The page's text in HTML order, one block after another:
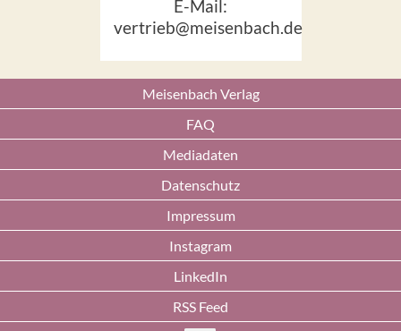
E-Mail:
vertrieb@meisenbach.de
Meisenbach Verlag
FAQ
Mediadaten
Datenschutz
Impressum
Instagram
LinkedIn
RSS Feed